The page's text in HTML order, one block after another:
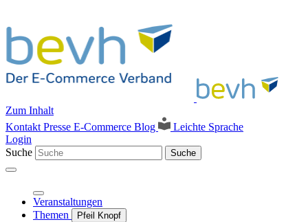
Zum Inhalt
Kontakt Presse E-Commerce Blog
Leichte Sprache
Login
Suche
Suche
Veranstaltungen
Themen
Pfeil Knopf